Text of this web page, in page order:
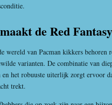
de Red
wereld van Pacman kikkers behoren
varianten. De combinatie van
en het robuuste uiterlijk zorgt ervoor
trekt.